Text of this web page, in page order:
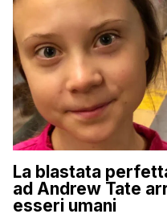
La blastata
ad Andrew Tate
esseri umani